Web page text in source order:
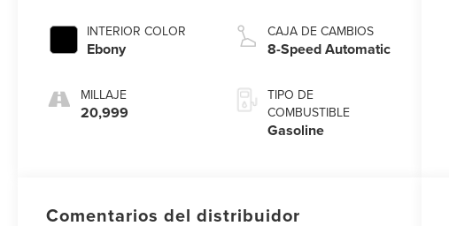
INTERIOR COLOR
Ebony
MILLAJE
20,999
CAJA DE CAMBIOS
8-Speed Automatic
TIPO DE
COMBUSTIBLE
Gasoline
Comentarios del distribuidor